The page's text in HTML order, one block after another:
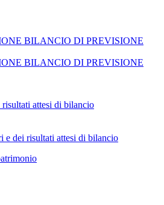
BILANCIO DI PREVISIONE
BILANCIO DI PREVISIONE
attesi di bilancio
e dei risultati attesi di bilancio